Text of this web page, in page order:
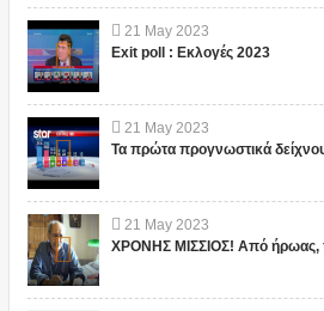
21 May 2023
Exit poll : Εκλογές 2023
21 May 2023
Τα πρώτα προγνωστικά
21 May 2023
ΧΡΟΝΗΣ ΜΙΣΣΙΟΣ! Από ήρωας,